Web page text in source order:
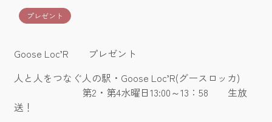
プレゼント
Goose Loc’R プレゼント
人と人をつなぐ人の駅・Goose Loc’R(グースロッカ)
第2・第4水曜日13:00～13：58 生放
送！